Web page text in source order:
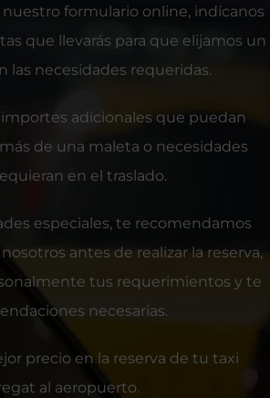
nuestro formulario online, indícanos
que llevarás para que elijamos un
las necesidades requeridas.
adicionales que puedan
de una maleta o necesidades
en el traslado.
especiales, te recomendamos
antes de realizar la reserva,
tus requerimientos y te
necesarias.
precio en la reserva de tu taxi
al aeropuerto.